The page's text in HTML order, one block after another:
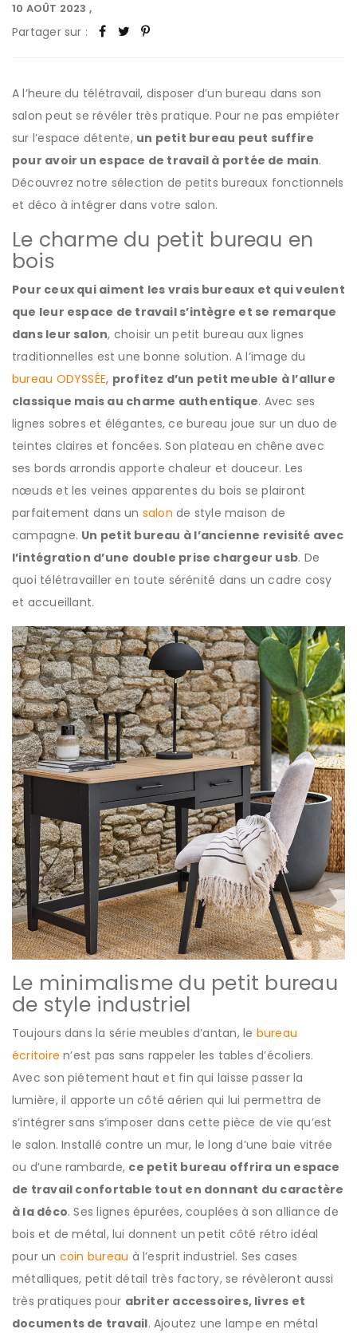
10 AOÛT 2023
Partager sur :
A l’heure du télétravail, disposer d’un bureau dans son
salon peut se révéler très pratique. Pour ne pas empiéter
sur l’espace détente, un petit bureau peut suffire
pour avoir un espace de travail à portée de main.
Découvrez notre sélection de petits bureaux fonctionnels
et déco à intégrer dans votre salon.
Le charme du petit bureau en
bois
Pour ceux qui aiment les vrais bureaux et qui veulent
que leur espace de travail s’intègre et se remarque
dans leur salon, choisir un petit bureau aux lignes
traditionnelles est une bonne solution. A l’image du
bureau ODYSSÉE, profitez d’un petit meuble à l’allure
classique mais au charme authentique. Avec ses
lignes sobres et élégantes, ce bureau joue sur un duo de
teintes claires et foncées. Son plateau en chêne avec
ses bords arrondis apporte chaleur et douceur. Les
nœuds et les veines apparentes du bois se plairont
parfaitement dans un salon de style maison de
campagne. Un petit bureau à l’ancienne revisité avec
l’intégration d’une double prise chargeur usb. De
quoi télétravailler en toute sérénité dans un cadre cosy
et accueillant.
Le minimalisme du petit bureau
de style industriel
Toujours dans la série meubles d’antan, le bureau
écritoire n’est pas sans rappeler les tables d’écoliers.
Avec son piétement haut et fin qui laisse passer la
lumière, il apporte un côté aérien qui lui permettra de
s’intégrer sans s’imposer dans cette pièce de vie qu’est
le salon. Installé contre un mur, le long d’une baie vitrée
ou d’une rambarde, ce petit bureau offrira un espace
de travail confortable tout en donnant du caractère
à la déco. Ses lignes épurées, couplées à son alliance de
bois et de métal, lui donnent un petit côté rétro idéal
pour un coin bureau à l’esprit industriel. Ses cases
métalliques, petit détail très factory, se révèleront aussi
très pratiques pour abriter accessoires, livres et
documents de travail. Ajoutez une lampe en métal